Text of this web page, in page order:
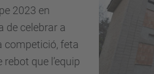
2023 en
de celebrar a
competició, feta
que l’equip